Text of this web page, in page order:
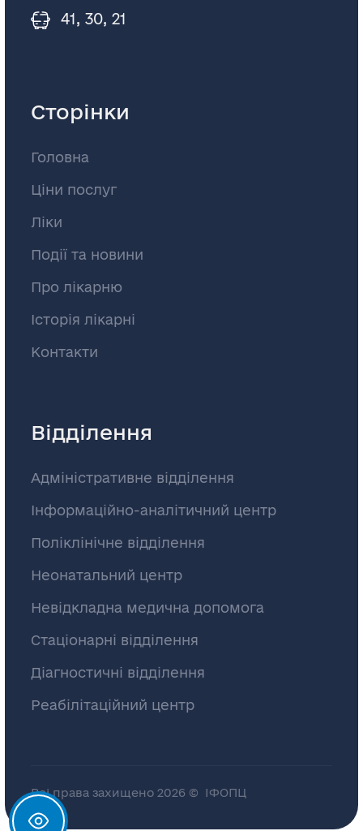
41, 30, 21
Сторінки
Головна
Ціни послуг
Ліки
Події та новини
Про лікарню
Історія лікарні
Контакти
Відділення
Адміністративне відділення
Інформаційно-аналітичний центр
Поліклінічне відділення
Неонатальний центр
Невідкладна медична допомога
Стаціонарні відділення
Діагностичні відділення
Реабілітаційний центр
Всі права захищено 2026 © ІФОПЦ